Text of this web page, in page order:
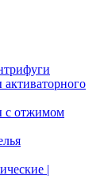
с отжимом
|